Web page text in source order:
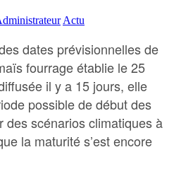
Actu
dates prévisionnelles de
fourrage établie le 25
il y a 15 jours, elle
possible de début des
des scénarios climatiques à
la maturité s’est encore